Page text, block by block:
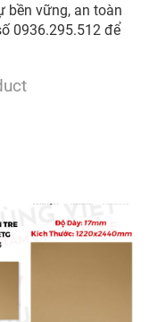
bền vững, an toàn
0936.295.512 để